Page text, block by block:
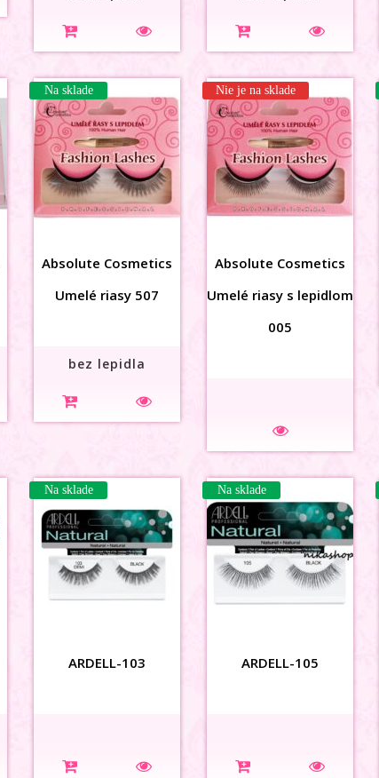
Na sklade
Absolute Cosmetics
Umelé riasy 507
bez lepidla
Nie je na sklade
Absolute Cosmetics
Umelé riasy s lepidlom
005
Na sklade
ARDELL-103
Na sklade
ARDELL-105